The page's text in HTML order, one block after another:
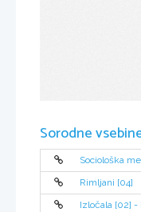
Sorodne
Sociološka
Rimljani [04]
Izločala [02] -